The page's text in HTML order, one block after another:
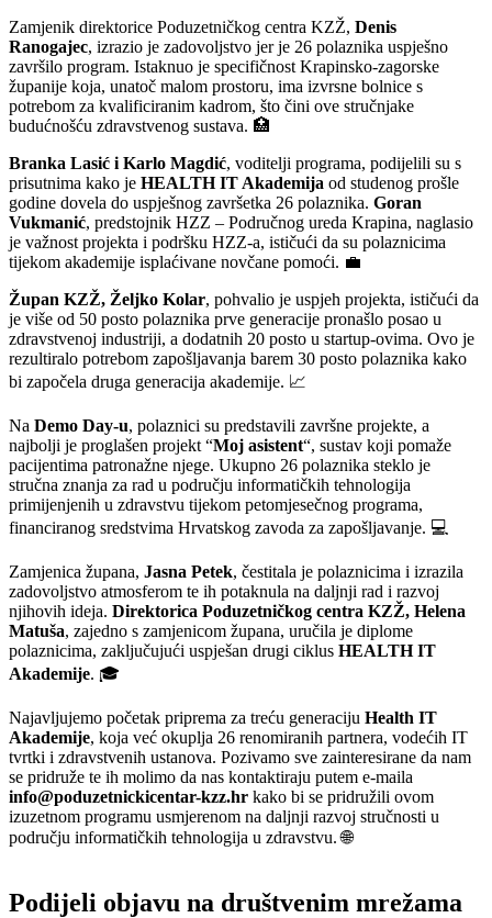
Zamjenik direktorice Poduzetničkog centra KZŽ, Denis
Ranogajec, izrazio je zadovoljstvo jer je 26 polaznika uspješno
završilo program. Istaknuo je specifičnost Krapinsko-zagorske
županije koja, unatoč malom prostoru, ima izvrsne bolnice s
potrebom za kvalificiranim kadrom, što čini ove stručnjake
budućnošću zdravstvenog sustava. 🏥
Branka Lasić i Karlo Magdić, voditelji programa, podijelili su s
prisutnima kako je HEALTH IT Akademija od studenog prošle
godine dovela do uspješnog završetka 26 polaznika. Goran
Vukmanić, predstojnik HZZ – Područnog ureda Krapina, naglasio
je važnost projekta i podršku HZZ-a, ističući da su polaznicima
tijekom akademije isplaćivane novčane pomoći. 💼
Župan KZŽ, Željko Kolar, pohvalio je uspjeh projekta, ističući da
je više od 50 posto polaznika prve generacije pronašlo posao u
zdravstvenoj industriji, a dodatnih 20 posto u startup-ovima. Ovo je
rezultiralo potrebom zapošljavanja barem 30 posto polaznika kako
bi započela druga generacija akademije. 📈
Na Demo Day-u, polaznici su predstavili završne projekte, a
najbolji je proglašen projekt “Moj asistent“, sustav koji pomaže
pacijentima patronažne njege. Ukupno 26 polaznika steklo je
stručna znanja za rad u području informatičkih tehnologija
primijenjenih u zdravstvu tijekom petomjesečnog programa,
financiranog sredstvima Hrvatskog zavoda za zapošljavanje. 💻
Zamjenica župana, Jasna Petek, čestitala je polaznicima i izrazila
zadovoljstvo atmosferom te ih potaknula na daljnji rad i razvoj
njihovih ideja. Direktorica Poduzetničkog centra KZŽ, Helena
Matuša, zajedno s zamjenicom župana, uručila je diplome
polaznicima, zaključujući uspješan drugi ciklus HEALTH IT
Akademije. 🎓
Najavljujemo početak priprema za treću generaciju Health IT
Akademije, koja već okuplja 26 renomiranih partnera, vodećih IT
tvrtki i zdravstvenih ustanova. Pozivamo sve zainteresirane da nam
se pridruže te ih molimo da nas kontaktiraju putem e-maila
info@poduzetnickicentar-kzz.hr kako bi se pridružili ovom
izuzetnom programu usmjerenom na daljnji razvoj stručnosti u
području informatičkih tehnologija u zdravstvu. 🌐
Podijeli objavu na društvenim mrežama